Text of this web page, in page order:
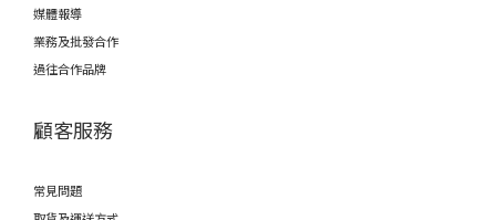
媒體報導
業務及批發合作
過往合作品牌
顧客服務
常見問題